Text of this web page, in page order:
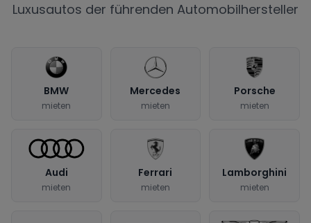
Luxusautos der führenden Automobilhersteller
BMW
mieten
Mercedes
mieten
Porsche
mieten
Audi
mieten
Ferrari
mieten
Lamborghini
mieten